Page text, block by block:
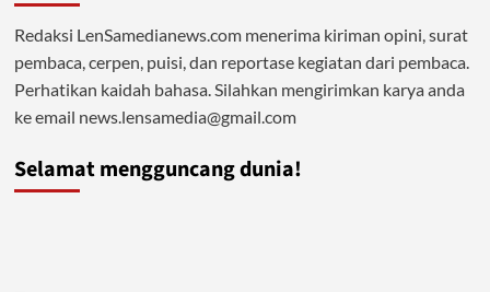
Redaksi LenSamedianews.com menerima kiriman opini, surat
pembaca, cerpen, puisi, dan reportase kegiatan dari pembaca.
Perhatikan kaidah bahasa. Silahkan mengirimkan karya anda
ke email news.lensamedia@gmail.com
Selamat mengguncang dunia!